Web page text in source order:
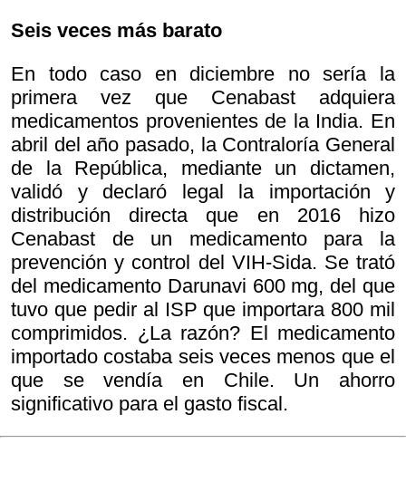
Seis veces más barato
En todo caso en diciembre no sería la
primera vez que Cenabast adquiera
medicamentos provenientes de la India. En
abril del año pasado, la Contraloría General
de la República, mediante un dictamen,
validó y declaró legal la importación y
distribución directa que en 2016 hizo
Cenabast de un medicamento para la
prevención y control del VIH-Sida. Se trató
del medicamento Darunavi 600 mg, del que
tuvo que pedir al ISP que importara 800 mil
comprimidos. ¿La razón? El medicamento
importado costaba seis veces menos que el
que se vendía en Chile. Un ahorro
significativo para el gasto fiscal.